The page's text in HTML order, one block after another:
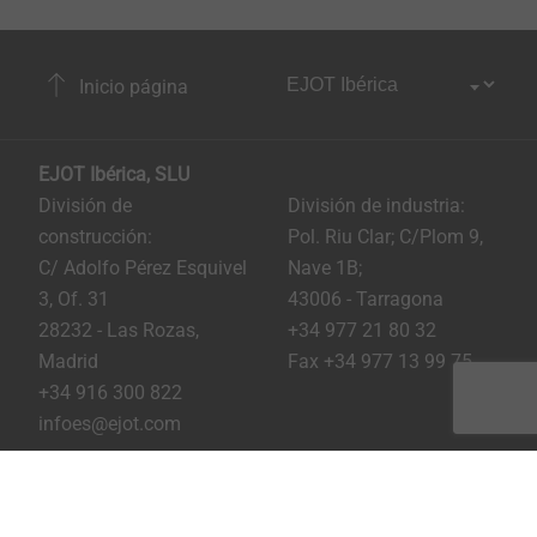
Inicio página
EJOT Ibérica, SLU
División de
construcción:
C/ Adolfo Pérez Esquivel
3, Of. 31
28232 - Las Rozas,
Madrid
+34 916 300 822
infoes@ejot.com
División de industria:
Pol. Riu Clar; C/Plom 9,
Nave 1B;
43006 - Tarragona
+34 977 21 80 32
Fax +34 977 13 99 75